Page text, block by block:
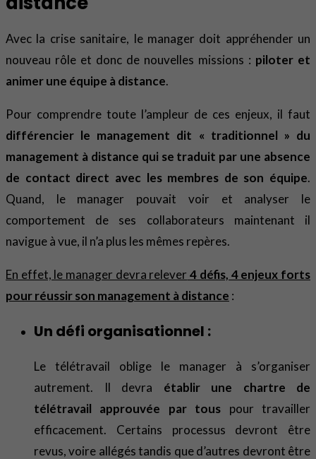
Avec la crise sanitaire, le manager doit appréhender un
nouveau rôle et donc de nouvelles missions : piloter et
animer une équipe à distance.
Pour comprendre toute l’ampleur de ces enjeux, il faut
différencier le management dit « traditionnel » du
management à distance qui se traduit par une absence
de contact direct avec les membres de son équipe.
Quand, le manager pouvait voir et analyser le
comportement de ses collaborateurs maintenant il
navigue à vue, il n’a plus les mêmes repères.
En effet, le manager devra relever 4 défis, 4 enjeux forts
pour réussir son management à distance :
Un défi organisationnel :
Le télétravail oblige le manager à s’organiser
autrement. Il devra établir une chartre de
télétravail approuvée par tous pour travailler
efficacement. Certains processus devront être
revus, voire allégés tandis que d’autres devront être